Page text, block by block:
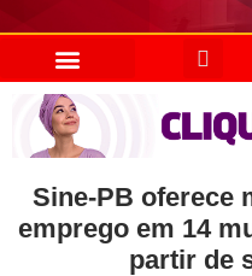
Sine-PB oferece
emprego em 14
partir de